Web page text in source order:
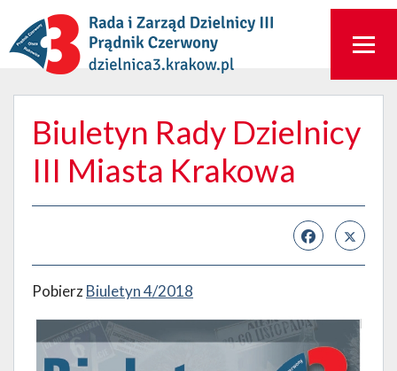
Biuletyn Rady Dzielnicy
III Miasta Krakowa
PobierzBiuletyn 4/2018